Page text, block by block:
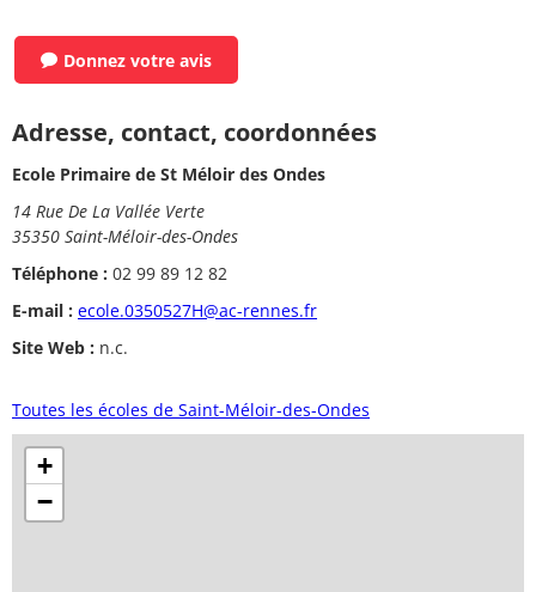
Donnez votre avis
Adresse, contact, coordonnées
Ecole Primaire de St Méloir des Ondes
14 Rue De La Vallée Verte
35350 Saint-Méloir-des-Ondes
Téléphone : 02 99 89 12 82
E-mail : ecole.0350527H@ac-rennes.fr
Site Web : n.c.
Toutes les écoles de Saint-Méloir-des-Ondes
+
−